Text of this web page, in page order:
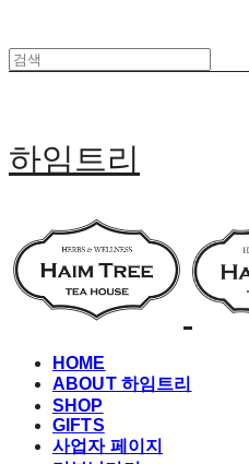
하임트리
HOME
ABOUT 하임트리
SHOP
GIFTS
사업자 페이지